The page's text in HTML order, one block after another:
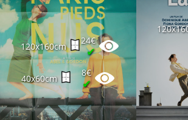
120x160cm
24€
✔
40x60cm
8€
✔